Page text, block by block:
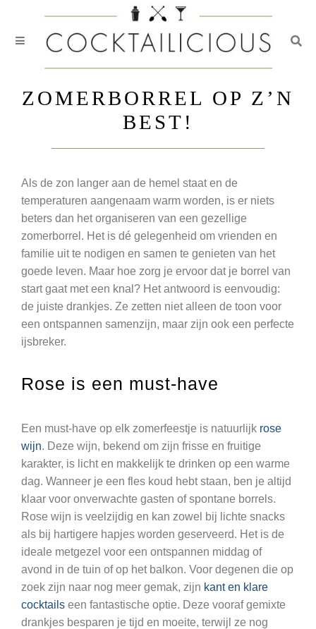
contentZOMERBORREL OP Z’N
BEST!
Als de zon langer aan de hemel staat en de
temperaturen aangenaam warm worden, is er niets
beters dan het organiseren van een gezellige
zomerborrel. Het is dé gelegenheid om vrienden en
familie uit te nodigen en samen te genieten van het
goede leven. Maar hoe zorg je ervoor dat je borrel van
start gaat met een knal? Het antwoord is eenvoudig:
de juiste drankjes. Ze zetten niet alleen de toon voor
een ontspannen samenzijn, maar zijn ook een perfecte
ijsbreker.
Rose is een must-have
Een must-have op elk zomerfeestje is natuurlijk rose
wijn. Deze wijn, bekend om zijn frisse en fruitige
karakter, is licht en makkelijk te drinken op een warme
dag. Wanneer je een fles koud hebt staan, ben je altijd
klaar voor onverwachte gasten of spontane borrels.
Rose wijn is veelzijdig en kan zowel bij lichte snacks
als bij hartigere hapjes worden geserveerd. Het is de
ideale metgezel voor een ontspannen middag of
avond in de tuin of op het balkon. Voor degenen die op
zoek zijn naar nog meer gemak, zijn kant en klare
cocktails een fantastische optie. Deze vooraf gemixte
drankjes besparen je tijd en moeite, terwijl ze nog